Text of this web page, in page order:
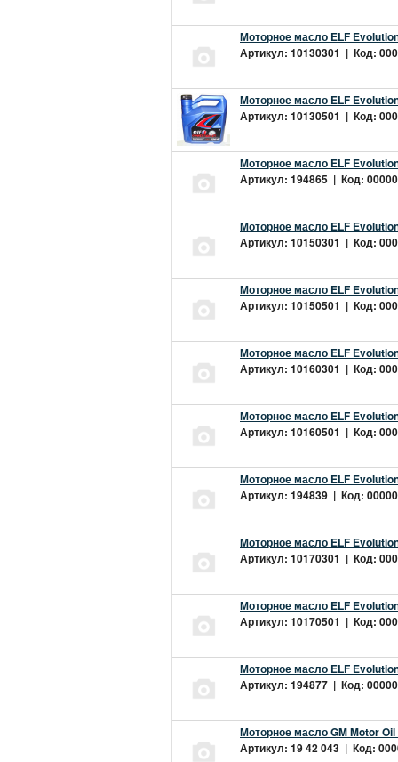
Моторное масло ELF
Артикул: 10130301 | Код:
Моторное масло ELF
Артикул: 10130501 | Код:
Моторное масло ELF
Артикул: 194865 | Код:
Моторное масло ELF
Артикул: 10150301 | Код:
Моторное масло ELF
Артикул: 10150501 | Код:
Моторное масло ELF
Артикул: 10160301 | Код:
Моторное масло ELF
Артикул: 10160501 | Код:
Моторное масло ELF
Артикул: 194839 | Код:
Моторное масло ELF
Артикул: 10170301 | Код:
Моторное масло ELF
Артикул: 10170501 | Код:
Моторное масло ELF
Артикул: 194877 | Код:
Моторное масло GM Motor Oil
Артикул: 19 42 043 | Код: